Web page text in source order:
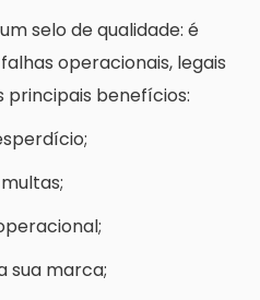
selo de qualidade: é
operacionais, legais
principais benefícios:
sua marca;